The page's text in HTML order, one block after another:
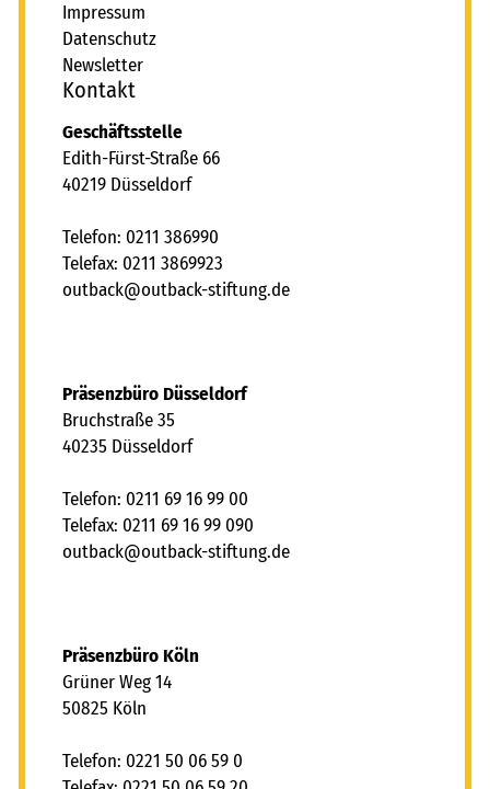
Impressum
Datenschutz
Newsletter
Kontakt
Geschäftsstelle
Edith-Fürst-Straße 66
40219 Düsseldorf
Telefon: 0211 386990
Telefax: 0211 3869923
tb ck tb ck-stft ngd
Präsenzbüro Düsseldorf
Bruchstraße 35
40235 Düsseldorf
Telefon: 0211 69 16 99 00
Telefax: 0211 69 16 99 090
tb ck tb ck-stft ngd
Präsenzbüro Köln
Grüner Weg 14
50825 Köln
Telefon: 0221 50 06 59 0